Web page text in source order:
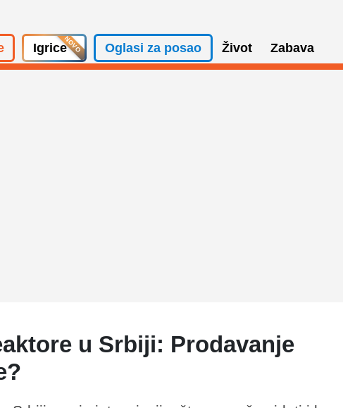
Igrice Oglasi za posao Život Zabava
u Srbiji: Prodavanje